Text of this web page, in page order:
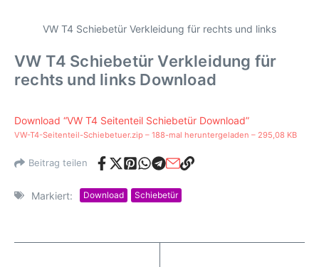
VW T4 Schiebetür Verkleidung für rechts und links
VW T4 Schiebetür Verkleidung für
rechts und links Download
Download “VW T4 Seitenteil Schiebetür Download”
VW-T4-Seitenteil-Schiebetuer.zip – 188-mal heruntergeladen – 295,08 KB
Beitrag teilen
Markiert: Download Schiebetür